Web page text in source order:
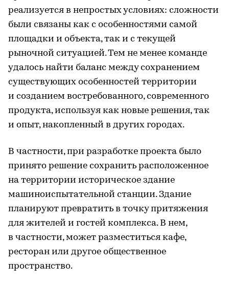
реализуется в непростых условиях: сложности
были связаны как с особенностями самой
площадки и объекта, так и с текущей
рыночной ситуацией. Тем не менее команде
удалось найти баланс между сохранением
существующих особенностей территории
и созданием востребованного, современного
продукта, используя как новые решения, так
и опыт, накопленный в других городах.
В частности, при разработке проекта было
принято решение сохранить расположенное
на территории историческое здание
машиноиспытательной станции. Здание
планируют превратить в точку притяжения
для жителей и гостей комплекса. В нем,
в частности, может разместиться кафе,
ресторан или другое общественное
пространство.